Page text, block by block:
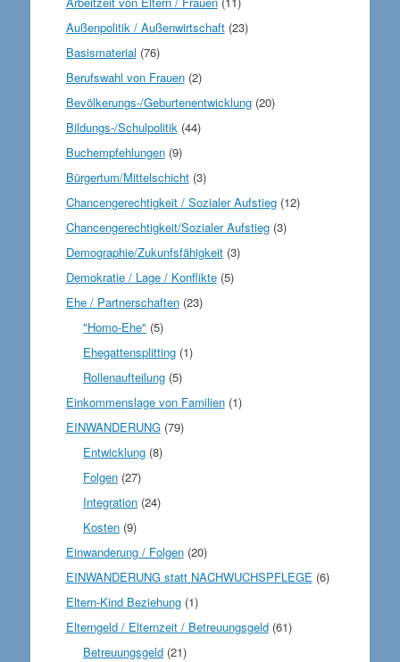
Außenpolitik / Außenwirtschaft(23)
Basismaterial (76)
Berufswahl von Frauen(2)
Bevölkerungs-/Geburtenentwicklung(20)
Bildungs-/Schulpolitik (44)
Buchempfehlungen(9)
Bürgertum/Mittelschicht(3)
Chancengerechtigkeit / Sozialer Aufstieg(12)
Chancengerechtigkeit/Sozialer Aufstieg(3)
Demographie/Zukunfsfähigkeit(3)
Demokratie / Lage / Konflikte(5)
Ehe / Partnerschaften(23)
"Homo-Ehe" (5)
Ehegattensplitting (1)
Rollenaufteilung (5)
Einkommenslage von Familien(1)
EINWANDERUNG(79)
Entwicklung (8)
Folgen (27)
Integration (24)
Kosten (9)
Einwanderung / Folgen(20)
EINWANDERUNG statt NACHWUCHSPFLEGE (6)
Eltern-Kind Beziehung(1)
Elterngeld / Elternzeit / Betreuungsgeld(61)
Betreuungsgeld (21)